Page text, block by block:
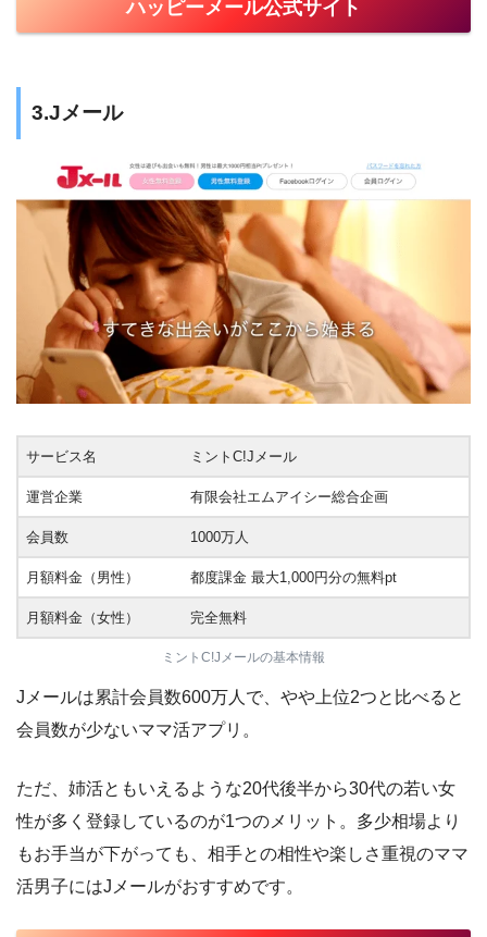
ハッピーメール公式サイト
3.Jメール
サービス名 ミントC!Jメール
運営企業 有限会社エムアイシー総合企画
会員数 1000万人
月額料金（男性） 都度課金 最大1,000円分の無料pt
月額料金（女性） 完全無料
ミントC!Jメールの基本情報
Jメールは累計会員数600万人で、やや上位2つと比べると
会員数が少ないママ活アプリ。
ただ、姉活ともいえるような20代後半から30代の若い女
性が多く登録しているのが1つのメリット。多少相場より
もお手当が下がっても、相手との相性や楽しさ重視のママ
活男子にはJメールがおすすめです。